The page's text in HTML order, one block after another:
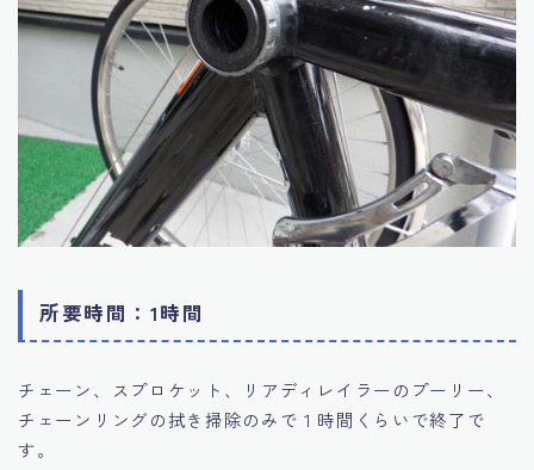
所要時間：1時間
チェーン、スプロケット、リアディレイラーのプーリー、
チェーンリングの拭き掃除のみで１時間くらいで終了で
す。